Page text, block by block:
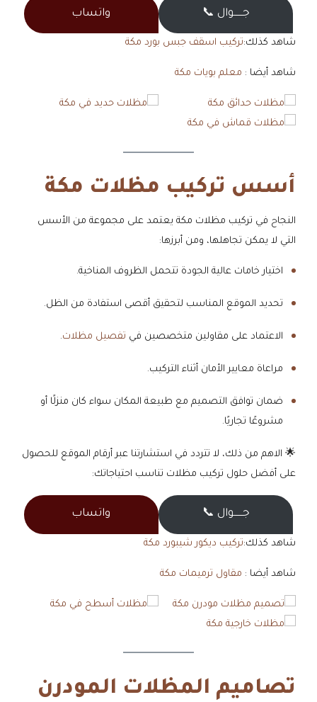
جــــــوال 📞 واتساب
شاهد كذلك:تركيب اسقف جبس بورد مكة
شاهد أيضا : معلم بويات مكة
أسس تركيب مظلات مكة
النجاح في تركيب مظلات مكة يعتمد على مجموعة من الأسس
التي لا يمكن تجاهلها، ومن أبرزها:
اختيار خامات عالية الجودة تتحمل الظروف المناخية.
تحديد الموقع المناسب لتحقيق أقصى استفادة من الظل.
الاعتماد على مقاولين متخصصين في تفصيل مظلات.
مراعاة معايير الأمان أثناء التركيب.
ضمان توافق التصميم مع طبيعة المكان سواء كان منزلًا أو
مشروعًا تجاريًا.
🌟 الاهم من ذلك، لا تتردد في استشارتنا عبر أرقام الموقع للحصول
على أفضل حلول تركيب مظلات تناسب احتياجاتك:
جــــــوال 📞 واتساب
شاهد كذلك:تركيب ديكور شيبورد مكة
شاهد أيضا : مقاول ترميمات مكة
تصاميم المظلات المودرن